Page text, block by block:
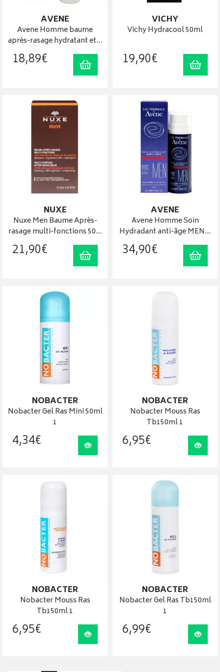
AVENE
Avene Homme baume
après-rasage hydratant et…
18,89€ Ajouter au panier
VICHY
Vichy Hydracool 50ml
19,90€
NUXE
Nuxe Men Baume Après-
rasage multi-fonctions 50…
21,90€ Ajouter au panier
AVENE
Avene Homme Soin
Hydradant anti-âge MEN…
34,90€
NOBACTER
Nobacter Gel Ras Mini 50ml
1
4,34€ Visualiser
NOBACTER
Nobacter Mouss Ras
Tb150ml 1
6,95€
NOBACTER
Nobacter Mouss Ras
Tb150ml 1
6,95€ Visualiser
NOBACTER
Nobacter Gel Ras Tb150ml
1
6,99€